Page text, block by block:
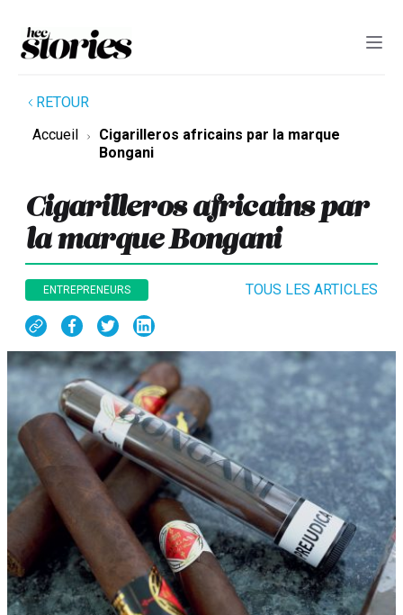
RETOUR
Accueil
Cigarilleros africains par la marque
Bongani
Cigarilleros africains par
la marque Bongani
ENTREPRENEURS TOUS LES ARTICLES